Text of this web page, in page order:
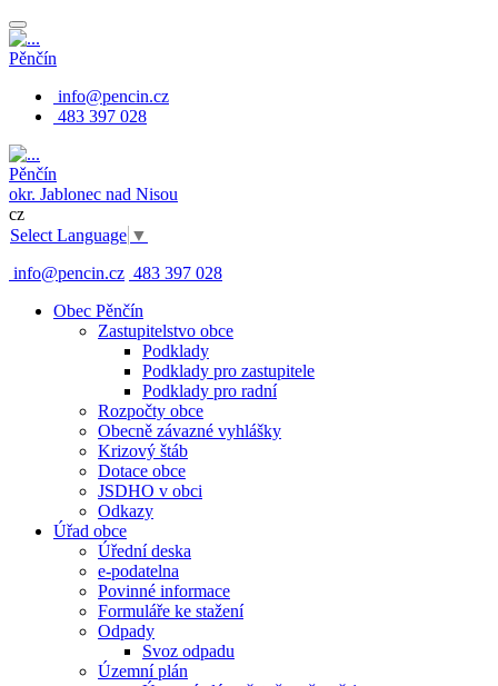
Pěnčín
info@pencin.cz
483 397 028
Pěnčín
okr. Jablonec nad Nisou
cz
Select Language ▼
info@pencin.cz 483 397 028
Obec Pěnčín
Zastupitelstvo obce
Podklady
Podklady pro zastupitele
Podklady pro radní
Rozpočty obce
Obecně závazné vyhlášky
Krizový štáb
Dotace obce
JSDHO v obci
Odkazy
Úřad obce
Úřední deska
e-podatelna
Povinné informace
Formuláře ke stažení
Odpady
Svoz odpadu
Územní plán